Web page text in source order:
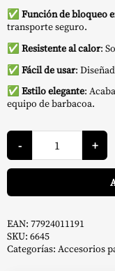
✅ Función de bloqueo
transporte seguro.
✅ Resistente al calor:
✅ Fácil de usar:
✅ Estilo elegante:
equipo de barbacoa.
-
Juego
Utensilios
Premium
-
cantidad
+
EAN: 77924011191
SKU: 6645
Categorías: Accesorios